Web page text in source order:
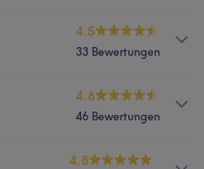
Milkshakes
4.5
33 Bewertungen
4.6
46 Bewertungen
4.8